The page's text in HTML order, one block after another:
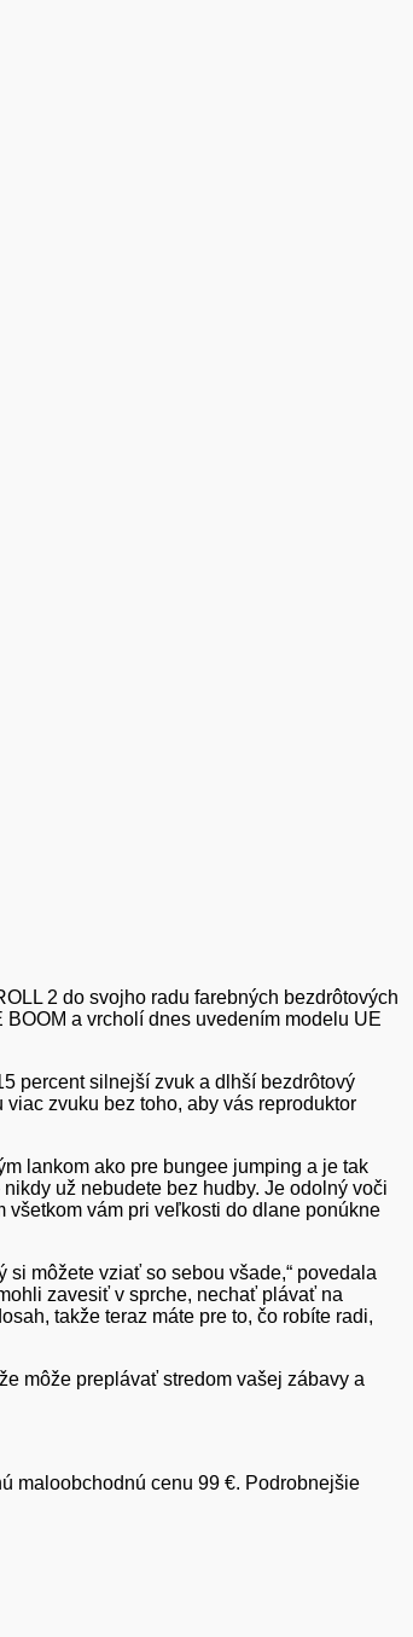
2 do svojho radu farebných bezdrôtových
a vrcholí dnes uvedením modelu UE
percent silnejší zvuk a dlhší bezdrôtový
zvuku bez toho, aby vás reproduktor
lankom ako pre bungee jumping a je tak
už nebudete bez hudby. Je odolný voči
všetkom vám pri veľkosti do dlane ponúkne
môžete vziať so sebou všade,“ povedala
zavesiť v sprche, nechať plávať na
takže teraz máte pre to, čo robíte radi,
môže preplávať stredom vašej zábavy a
maloobchodnú cenu 99 €. Podrobnejšie